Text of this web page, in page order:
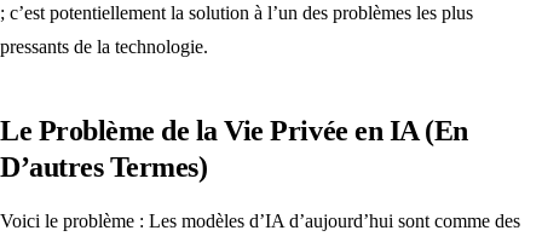
; c’est potentiellement la solution à l’un des problèmes les plus
pressants de la technologie.
Le Problème de la Vie Privée en IA (En
D’autres Termes)
Voici le problème : Les modèles d’IA d’aujourd’hui sont comme des